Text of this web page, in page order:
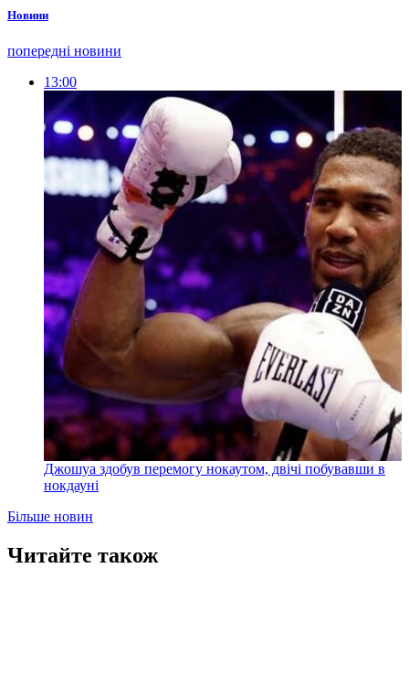
Новини
попередні новини
13:00
Джошуа здобув перемогу нокаутом, двічі побувавши в
нокдауні
Більше новин
Читайте також